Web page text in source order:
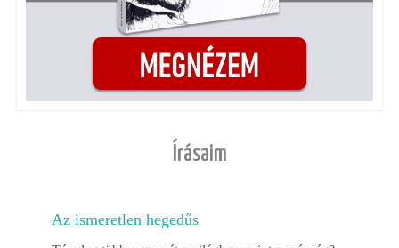
Írásaim
Az ismeretlen hegedűs